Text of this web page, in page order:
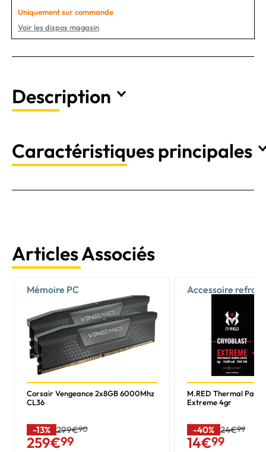
Uniquement sur commande
Voir les dispos magasin
Description
Caractéristiques principales
Articles Associés
Mémoire PC
Corsair Vengeance 2x8GB 6000Mhz
CL36
-13% 299€90
259€99
Accessoire
M.RED Thermal Paste
Extreme 4gr
-40% 24€99
14€99